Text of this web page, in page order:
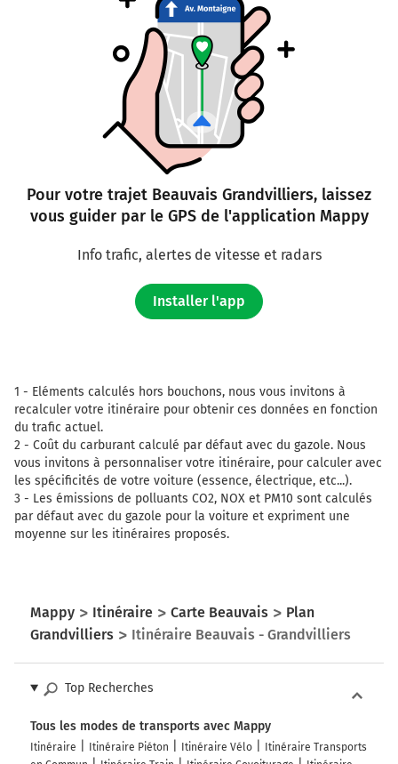
Pour votre trajet Beauvais Grandvilliers, laissez
vous guider par le GPS de l'application Mappy
Info trafic, alertes de vitesse et radars
Installer l'app
1 - Eléments calculés hors bouchons, nous vous invitons à
recalculer votre itinéraire pour obtenir ces données en fonction
du trafic actuel.
2 - Coût du carburant calculé par défaut avec du gazole. Nous
vous invitons à personnaliser votre itinéraire, pour calculer avec
les spécificités de votre voiture (essence, électrique, etc...).
3 - Les émissions de polluants CO2, NOX et PM10 sont calculés
par défaut avec du gazole pour la voiture et expriment une
moyenne sur les itinéraires proposés.
Mappy Itinéraire Carte Beauvais
Plan
Grandvilliers
Itinéraire Beauvais - Grandvilliers
Top Recherches
Tous les modes de transports avec Mappy
Itinéraire Itinéraire Piéton Itinéraire Vélo
Itinéraire Transports